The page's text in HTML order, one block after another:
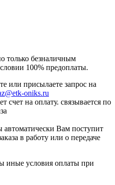
только безналичным
100% предоплаты.
или присылаете запрос на
oniks.ru
счет на оплату. связывается по
автоматически Вам поступит
в работу или о передаче
иные условия оплаты при